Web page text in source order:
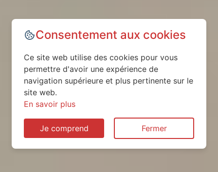
Consentement aux cookies
Ce site web utilise des cookies pour vous
permettre d'avoir une expérience de
navigation supérieure et plus pertinente sur le
site web.
En savoir plus
Je comprend Fermer